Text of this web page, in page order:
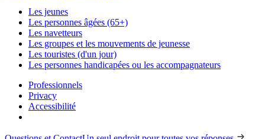
Les jeunes
Les personnes âgées (65+)
Les navetteurs
Les groupes et les mouvements de jeunesse
Les touristes (d'un jour)
Les personnes handicapées ou les accompagnateurs
Professionnels
Privacy
Accessibilité